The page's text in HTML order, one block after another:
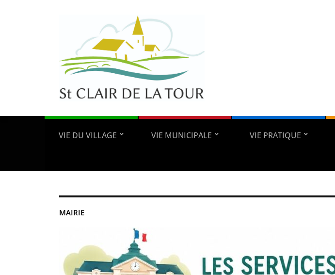
VIE DU VILLAGE VIE MUNICIPALE VIE PRATIQUE
MAIRIE